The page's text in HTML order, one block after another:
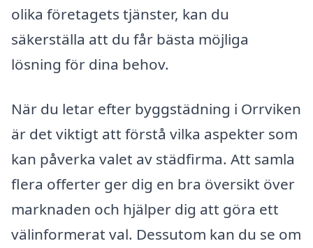
olika företagets tjänster, kan du
säkerställa att du får bästa möjliga
lösning för dina behov.
När du letar efter byggstädning i Orrviken
är det viktigt att förstå vilka aspekter som
kan påverka valet av städfirma. Att samla
flera offerter ger dig en bra översikt över
marknaden och hjälper dig att göra ett
välinformerat val. Dessutom kan du se om